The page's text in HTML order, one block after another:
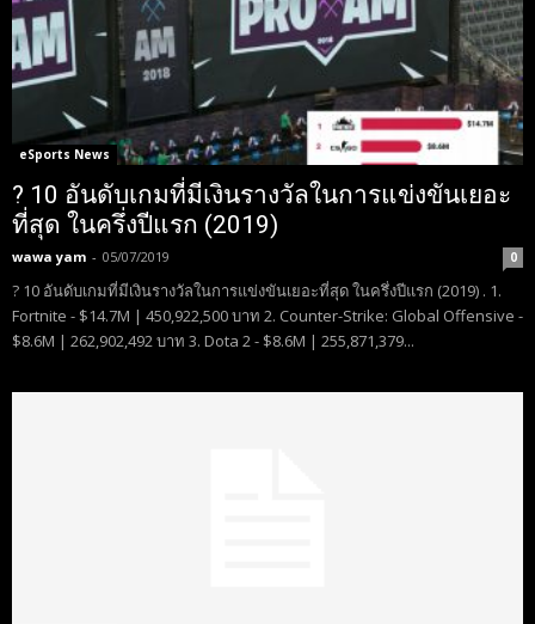
eSports News
? 10 อันดับเกมที่มีเงินรางวัลในการแข่งขันเยอะ
ที่สุด ในครึ่งปีแรก (2019)
wawa yam - 05/07/2019 0
? 10 อันดับเกมที่มีเงินรางวัลในการแข่งขันเยอะที่สุด ในครึ่งปีแรก (2019) . 1.
Fortnite - $14.7M | 450,922,500 บาท 2. Counter-Strike: Global Offensive -
$8.6M | 262,902,492 บาท 3. Dota 2 - $8.6M | 255,871,379...